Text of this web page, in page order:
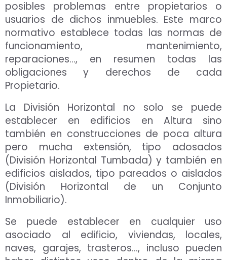
posibles problemas entre propietarios o
usuarios de dichos inmuebles. Este marco
normativo establece todas las normas de
funcionamiento, mantenimiento,
reparaciones…, en resumen todas las
obligaciones y derechos de cada
Propietario.
La División Horizontal no solo se puede
establecer en edificios en Altura sino
también en construcciones de poca altura
pero mucha extensión, tipo adosados
(División Horizontal Tumbada) y también en
edificios aislados, tipo pareados o aislados
(División Horizontal de un Conjunto
Inmobiliario).
Se puede establecer en cualquier uso
asociado al edificio, viviendas, locales,
naves, garajes, trasteros…, incluso pueden